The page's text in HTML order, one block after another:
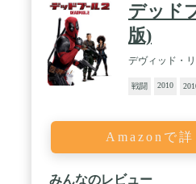
デッド
版)
デヴィッド・
戦闘 2010
Amazonで詳
みんなのレビュー